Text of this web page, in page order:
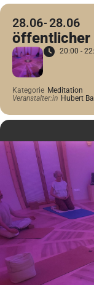
28.06 28.06
öffentlicher
20:00 -
Kategorie Meditation
Veranstalter:in Hubert